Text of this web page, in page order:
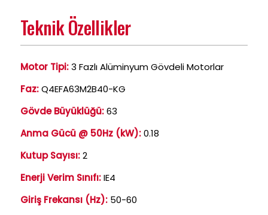
Teknik Özellikler
Motor Tipi:3 Fazlı Alüminyum Gövdeli Motorlar
Faz:Q4EFA63M2B40-KG
Gövde Büyüklüğü:63
Anma Gücü @ 50Hz (kW):0.18
Kutup Sayısı:2
Enerji Verim Sınıfı:IE4
Giriş Frekansı (Hz): 50-60